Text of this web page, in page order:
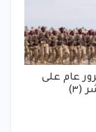
عام على
(٣)